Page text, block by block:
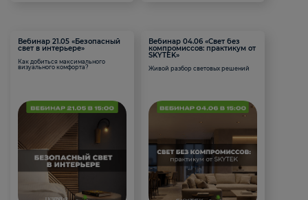
Вебинар 21.05 «Безопасный
свет в интерьере»
Как добиться максимального
визуального комфорта?
Вебинар 04.06 «Свет без
компромиссов: практикум от
SKYTEK»
Живой разбор световых решений